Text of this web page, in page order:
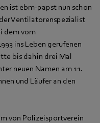
ist ebm-papst nun schon
Ventilatorenspezialist
dem vom
ins Leben gerufenen
bis dahin drei Mal
neuen Namen am 11.
und Läufer an den
von Polizeisportverein